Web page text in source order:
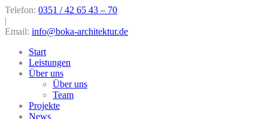
Telefon: 0351 / 42 65 43 – 70
|
Email: info@boka-architektur.de
Start
Leistungen
Über uns
Über uns
Team
Projekte
News